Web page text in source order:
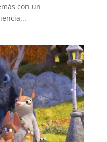
con un